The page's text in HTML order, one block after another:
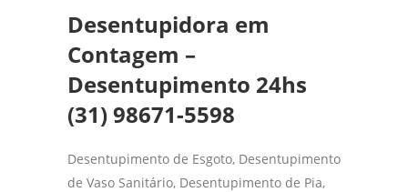
Desentupidora em
Contagem –
Desentupimento 24hs
(31) 98671-5598
Desentupimento de Esgoto, Desentupimento
de Vaso Sanitário, Desentupimento de Pia,